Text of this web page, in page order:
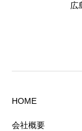
広
HOME
会社概要